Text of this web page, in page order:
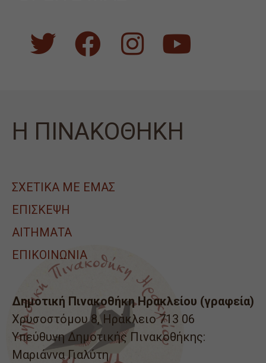
Η ΠΙΝΑΚΟΘΗΚΗ
ΣΧΕΤΙΚΑ ΜΕ ΕΜΑΣ
ΕΠΙΣΚΕΨΗ
ΑΙΤΉΜΑΤΑ
ΕΠΙΚΟΙΝΩΝΙΑ
Δημοτική Πινακοθήκη Ηρακλείου (γραφεία)
Χρυσοστόμου 8, Ηράκλειο 713 06
Υπεύθυνη Δημοτικής Πινακοθήκης:
Μαριάννα Γιαλύτη